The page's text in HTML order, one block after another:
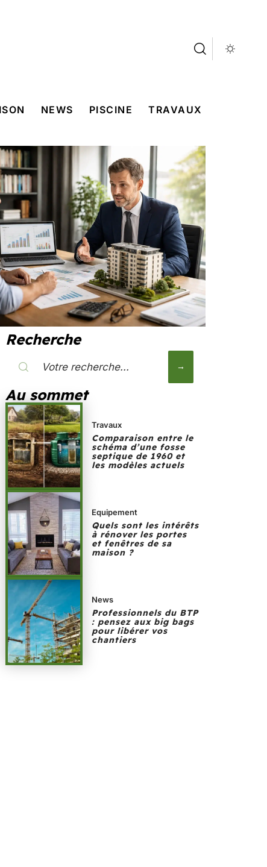
NEWS PISCINE TRAVAUX
Recherche
Au sommet
Travaux
Comparaison entre le
schéma d’une fosse
septique de 1960 et
les modèles actuels
Equipement
Quels sont les intérêts
à rénover les portes
et fenêtres de sa
maison ?
News
Professionnels du BTP
: pensez aux big bags
pour libérer vos
chantiers